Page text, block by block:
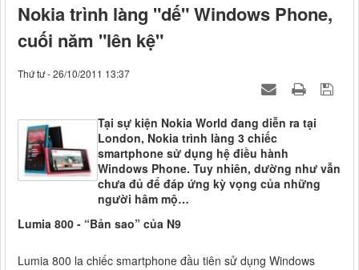
Nokia trình làng "dế" Windows Phone,
cuối năm "lên kệ"
Thứ tư - 26/10/2011 13:37
Tại sự kiện Nokia World đang diễn ra tại
London, Nokia trình làng 3 chiếc
smartphone sử dụng hệ điều hành
Windows Phone. Tuy nhiên, dường như vẫn
chưa đủ để đáp ứng kỳ vọng của những
người hâm mộ…
Lumia 800 - “Bản sao” của N9
Lumia 800 la chiếc smartphone đầu tiên sử dụng Windows